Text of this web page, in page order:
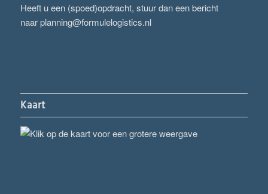
Heeft u een (spoed)opdracht, stuur dan een bericht
naarplanning@formulelogistics.nl
Kaart